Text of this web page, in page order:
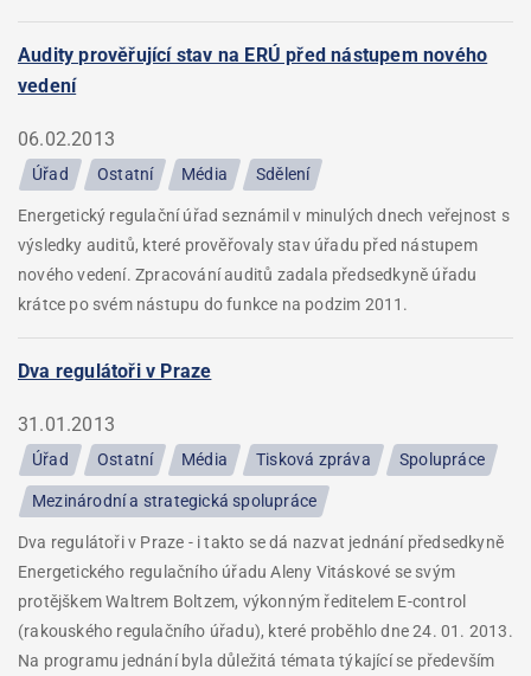
Audity prověřující stav na ERÚ před nástupem nového
vedení
06.02.2013
Úřad Ostatní Média Sdělení
Energetický regulační úřad seznámil v minulých dnech veřejnost s
výsledky auditů, které prověřovaly stav úřadu před nástupem
nového vedení. Zpracování auditů zadala předsedkyně úřadu
krátce po svém nástupu do funkce na podzim 2011.
Dva regulátoři v Praze
31.01.2013
Úřad Ostatní Média Tisková zpráva Spolupráce
Mezinárodní a strategická spolupráce
Dva regulátoři v Praze - i takto se dá nazvat jednání předsedkyně
Energetického regulačního úřadu Aleny Vitáskové se svým
protějškem Waltrem Boltzem, výkonným ředitelem E-control
(rakouského regulačního úřadu), které proběhlo dne 24. 01. 2013.
Na programu jednání byla důležitá témata týkající se především